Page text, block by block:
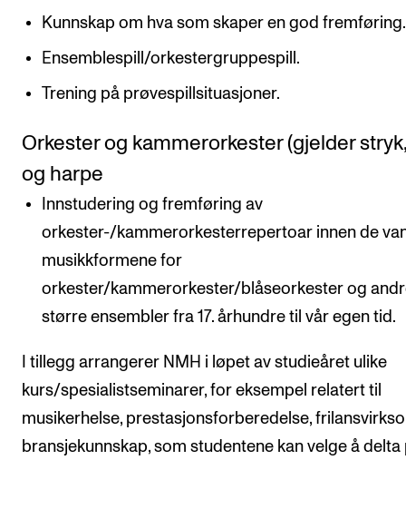
Kunnskap om hva som skaper en god fremføring.
Ensemblespill/orkestergruppespill.
Trening på prøvespillsituasjoner.
Orkester og kammerorkester (gjelder
og harpe
Innstudering og fremføring av
orkester-/kammerorkesterrepertoar innen de
musikkformene for
orkester/kammerorkester/blåseorkester og
større ensembler fra 17. århundre til vår egen tid.
I tillegg arrangerer NMH i løpet av studieåret ulike
kurs/spesialistseminarer, for eksempel relatert til
musikerhelse, prestasjonsforberedelse,
bransjekunnskap, som studentene kan velge å delta